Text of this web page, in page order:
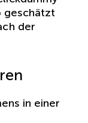
geschätzt
der
in einer